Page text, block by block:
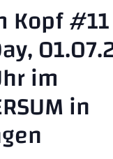
Kopf
im
in